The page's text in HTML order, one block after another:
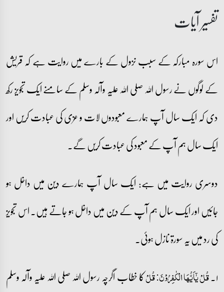
تفسیر آیات
اس سورہ مبارکہ کے سبب نزول کے بارے میں روایت ہے کہ قریش
کے لوگوں نے رسول اللہ صلی اللہ علیہ وآلہ وسلم کے سامنے ایک تجویز رکھ
دی کہ ایک سال آپ ہمارے معبودوں لات و عزی کی عبادت کریں اور
ایک سال ہم آپ کے معبود کی عبادت کریں گے۔
دوسری روایت میں ہے: ایک سال آپ ہمارے دین میں داخل ہو
جائیں اور ایک سال ہم آپ کے دین میں داخل ہو جاتے ہیں۔ اس تجویز
کی رد میں یہ سورۃ نازل ہوئی۔
۱۔ قُلۡ یٰۤاَیُّہَا الۡکٰفِرُوۡنَ: قُلۡکا خطاب اگرچہ رسول اللہ صلی اللہ علیہ وآلہ وسلم